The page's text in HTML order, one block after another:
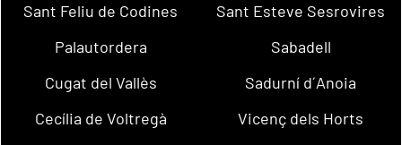
Sant Feliu de Codines
Sant Esteve Sesrovires
Palautordera
Sabadell
Cugat del Vallès
Sadurní d´Anoia
Cecília de Voltregà
Vicenç dels Horts